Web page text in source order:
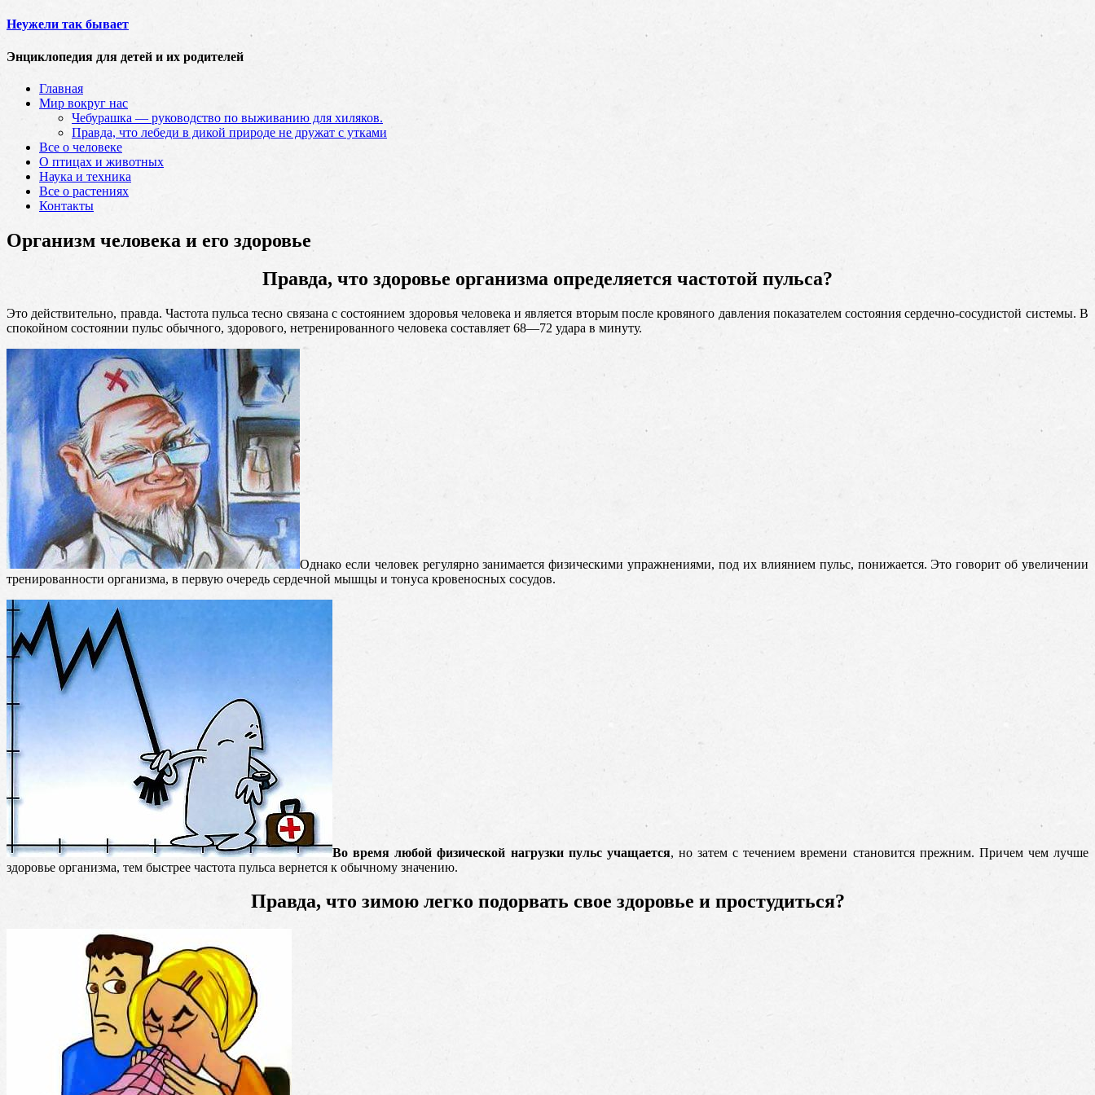
Неужели так бывает
Энциклопедия для детей и их родителей
Главная
Мир вокруг нас
Чебурашка — руководство по выживанию для хиляков.
Правда, что лебеди в дикой природе не дружат с утками
Все о человеке
О птицах и животных
Наука и техника
Все о растениях
Контакты
Организм человека и его здоровье
Правда, что здоровье организма определяется частотой пульса?
Это действительно, правда. Частота пульса тесно связана с состоянием здоровья человека и является вторым после кровяного давления показателем состояния сердечно-сосудистой системы. В
спокойном состоянии пульс обычного, здорового, нетренированного человека составляет 68—72 удара в минуту.
Однако если человек регулярно занимается физическими упражнениями, под их влиянием пульс, понижается. Это говорит об увеличении
тренированности организма, в первую очередь сердечной мышцы и тонуса кровеносных сосудов.
Во время любой физической нагрузки пульс учащается, но затем с течением времени становится прежним. Причем чем лучше
здоровье организма, тем быстрее частота пульса вернется к обычному значению.
Правда, что зимою легко подорвать свое здоровье и простудиться?